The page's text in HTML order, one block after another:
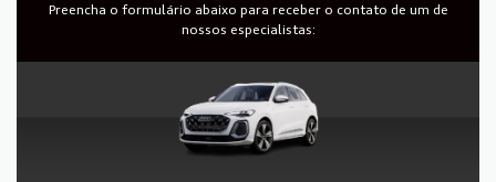
Preencha o formulário abaixo para receber o contato de um de
nossos especialistas: